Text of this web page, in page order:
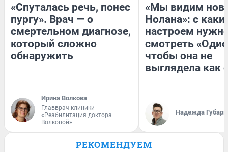
«Спуталась речь, понес
пургу». Врач — о
смертельном диагнозе,
который сложно
обнаружить
Ирина Волкова
Главврач клиники
«Реабилитация доктора
Волковой»
«Мы видим
Нолана»: с
настроем
смотреть
чтобы она не
выглядела как
Надежда Губарь
РЕКОМЕНДУЕМ